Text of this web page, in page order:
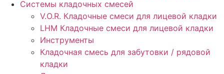
Системы кладочных смесей
V.O.R. Кладочные смеси для лицевой кладки
LHM Кладочные смеси для лицевой кладки
Инструменты
Кладочная смесь для забутовки / рядовой
кладки